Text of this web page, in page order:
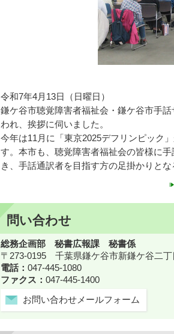
令和7年4月13日（日曜日）
鎌ケ谷市聴覚障害者福祉会・鎌ケ谷市手
われ、挨拶に伺いました。
今年は11月に「東京2025デフリンピック
す。本市も、聴覚障害者福祉会の皆様に
き、手話通訳者を目指す方の足掛かりと
問い合わせ
総務企画部 秘書広報課 秘書係
〒273-0195 千葉県鎌ケ谷市新鎌ケ谷二
電話： 047-445-1080
ファクス： 047-445-1400
お問い合わせメールフォーム